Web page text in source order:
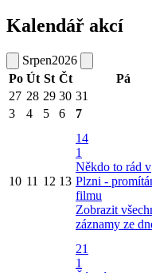
Kalendář akcí
Srpen2026
Po Út St Čt Pá
27 28 29 30 31
3
4 5 6 7
10 11 12 13
14
1
Někdo to rád v
Plzni -
filmu
Zobrazit
záznamy ze
21
1